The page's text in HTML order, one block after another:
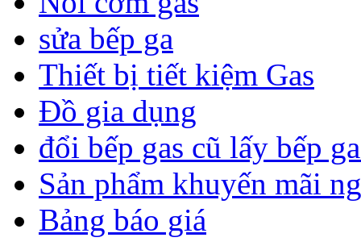
sửa bếp ga
Thiết bị tiết kiệm Gas
Đồ gia dụng
đổi bếp gas cũ lấy bếp
Sản phẩm khuyến mãi
Bảng báo giá